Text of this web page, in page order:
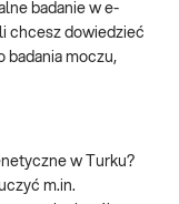
badanie w e-
chcesz dowiedzieć
badania moczu,
w Turku?
m.in.